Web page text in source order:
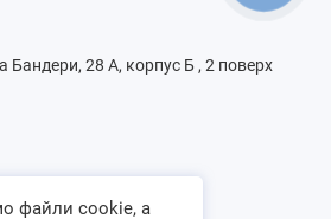
Бандери, 28 А, корпус Б , 2 поверх
файли cookie, а